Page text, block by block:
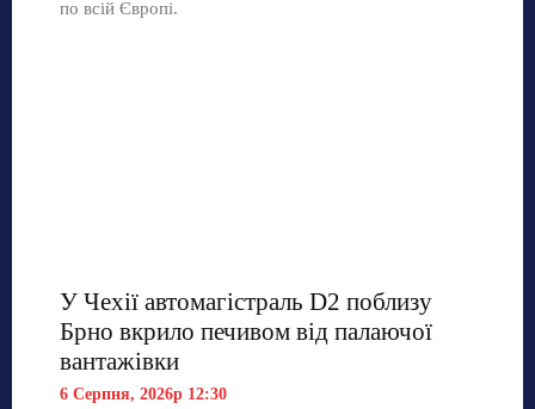
по всій Європі.
У Чехії автомагістраль D2 поблизу
Брно вкрило печивом від палаючої
вантажівки
6 Серпня, 2026р 12:30